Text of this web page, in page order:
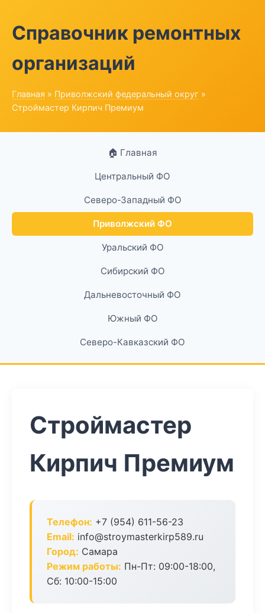
Справочник ремонтных
организаций
Главная » Приволжский федеральный округ »
Строймастер Кирпич Премиум
🏠 Главная
Центральный ФО
Северо-Западный ФО
Приволжский ФО
Уральский ФО
Сибирский ФО
Дальневосточный ФО
Южный ФО
Северо-Кавказский ФО
Строймастер
Кирпич Премиум
Телефон: +7 (954) 611-56-23
Email: info@stroymasterkirp589.ru
Город: Самара
Режим работы: Пн-Пт: 09:00-18:00,
Сб: 10:00-15:00